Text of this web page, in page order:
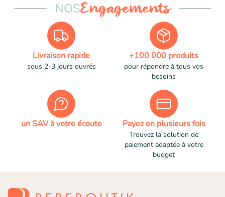
NOSEngagements
Livraison rapide
sous 2-3 jours ouvrés
+100 000 produits
pour répondre à tous vos
besoins
un SAV à votre écoute Payez en plusieurs fois
Trouvez la solution de
paiement adaptée à votre
budget